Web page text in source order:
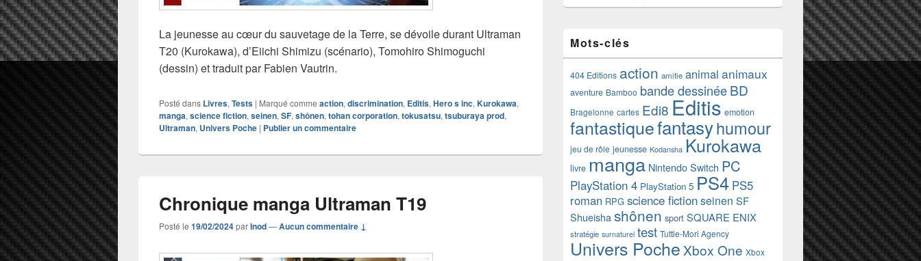
La jeunesse au cœur du sauvetage de la Terre, se dévoile durant Ultraman
T20 (Kurokawa), d’Eiichi Shimizu (scénario), Tomohiro Shimoguchi
(dessin) et traduit par Fabien Vautrin.
Posté dans Livres, Tests | Marqué comme action, discrimination, Editis, Hero s inc, Kurokawa,
manga, science fiction, seinen, SF, shônen, tohan corporation, tokusatsu, tsuburaya prod,
Ultraman, Univers Poche | Publier un commentaire
Chronique manga Ultraman T19
Posté le 19/02/2024parInod—Aucun commentaire ↓
Mots-clés
404 Editions action amitie animal animaux
aventure Bamboo bande dessinéeBD
Bragelonne cartes Edi8 Editis emotion
fantastiquefantasyhumour
jeu de rôle jeunesse Kodansha Kurokawa
livre manga Nintendo Switch PC
PlayStation 4 PlayStation 5 PS4 PS5
roman RPG science fictionseinen SF
Shueisha shônen sport SQUARE ENIX
stratégie surnaturel test Tuttle-Mori Agency
Univers Poche Xbox One Xbox